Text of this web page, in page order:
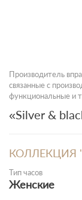
Производитель
связанные с
функциональные и
«Silver &
КОЛЛЕКЦИЯ
Тип часов
Женские